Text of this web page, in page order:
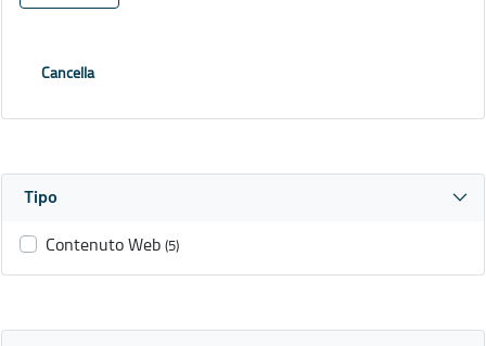
Cancella
Tipo
Contenuto Web (5)